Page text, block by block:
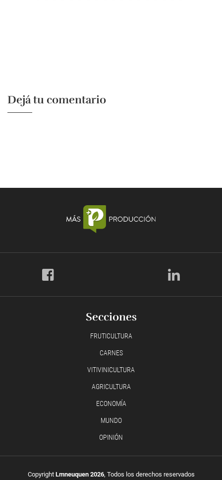
Dejá tu comentario
Secciones
FRUTICULTURA
CARNES
VITIVINICULTURA
AGRICULTURA
ECONOMÍA
MUNDO
OPINIÓN
Copyright Lmneuquen 2026, Todos los derechos reservados